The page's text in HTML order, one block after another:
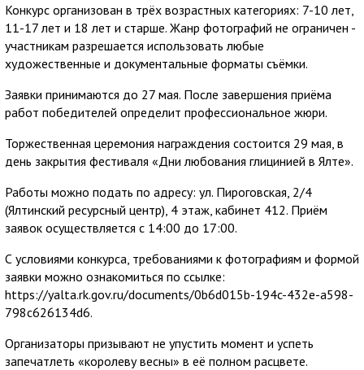
Конкурс организован в трёх возрастных категориях: 7-10 лет,
11-17 лет и 18 лет и старше. Жанр фотографий не ограничен -
участникам разрешается использовать любые
художественные и документальные форматы съёмки.
Заявки принимаются до 27 мая. После завершения приёма
работ победителей определит профессиональное жюри.
Торжественная церемония награждения состоится 29 мая, в
день закрытия фестиваля «Дни любования глицинией в Ялте».
Работы можно подать по адресу: ул. Пироговская, 2/4
(Ялтинский ресурсный центр), 4 этаж, кабинет 412. Приём
заявок осуществляется с 14:00 до 17:00.
С условиями конкурса, требованиями к фотографиям и формой
заявки можно ознакомиться по ссылке:
https://yalta.rk.gov.ru/documents/0b6d015b-194c-432e-a598-
798c626134d6.
Организаторы призывают не упустить момент и успеть
запечатлеть «королеву весны» в её полном расцвете.